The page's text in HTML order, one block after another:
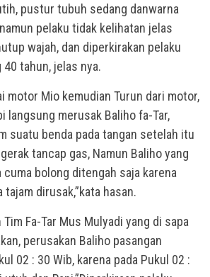
pustur tubuh sedang danwarna
pelaku tidak kelihatan jelas
wajah, dan diperkirakan pelaku
tahun, jelas nya.
motor Mio kemudian Turun dari motor,
langsung merusak Baliho fa-Tar,
suatu benda pada tangan setelah itu
tancap gas, Namun Baliho yang
bolong ditengah saja karena
dirusak,”kata hasan.
Fa-Tar Mus Mulyadi yang di sapa
perusakan Baliho pasangan
02 : 30 Wib, karena pada Pukul 02 :